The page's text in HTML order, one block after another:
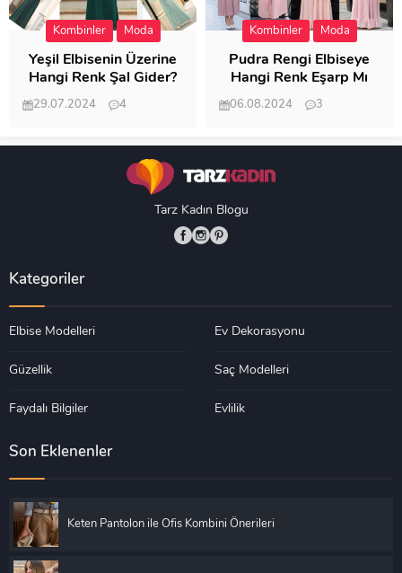
Kombinler Moda
Yeşil Elbisenin Üzerine
Hangi Renk Şal Gider?
29.07.2024
4
Kombinler Moda
Pudra Rengi Elbiseye
Hangi Renk Eşarp Mı
Dedi Birisi
06.08.2024
3
Tarz Kadın Blogu
Kategoriler
Elbise Modelleri Ev Dekorasyonu
Güzellik Saç Modelleri
Faydalı Bilgiler Evlilik
Son Eklenenler
Keten Pantolon ile Ofis Kombini Önerileri